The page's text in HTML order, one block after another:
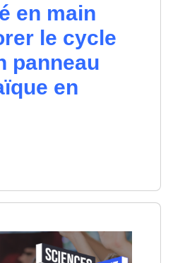
en main
le cycle
panneau
en